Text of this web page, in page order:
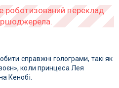
справжні голограми, такі як
коли принцеса Лея
Кенобі.